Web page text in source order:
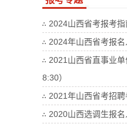
2024山西省考报考指
2024年山西省考报
2021山西省直事业
8:30）
2021年山西省考招
2020山西选调生报